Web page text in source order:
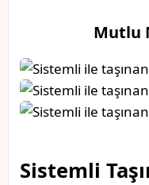
Mutlu
Sistemli